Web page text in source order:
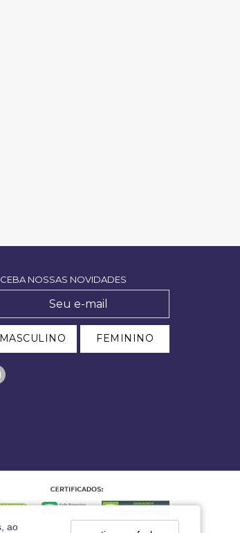
ao
NOSSAS NOVIDADES
MASCULINO FEMININO